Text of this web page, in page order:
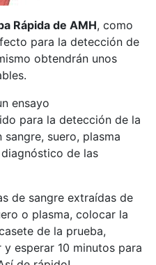
Rápida de AMH, como
para la detección de
obtendrán unos
ensayo
para la detección de la
suero, plasma
de las
de sangre extraídas de
o plasma, colocar la
de la prueba,
esperar 10 minutos para